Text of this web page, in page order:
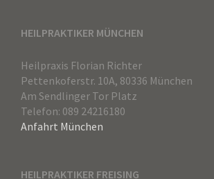
HEILPRAKTIKER MÜNCHEN
Heilpraxis Florian Richter
Pettenkoferstr. 10A, 80336 München
Am Sendlinger Tor Platz
Telefon: 089 24216180
Anfahrt München
HEILPRAKTIKER FREISING